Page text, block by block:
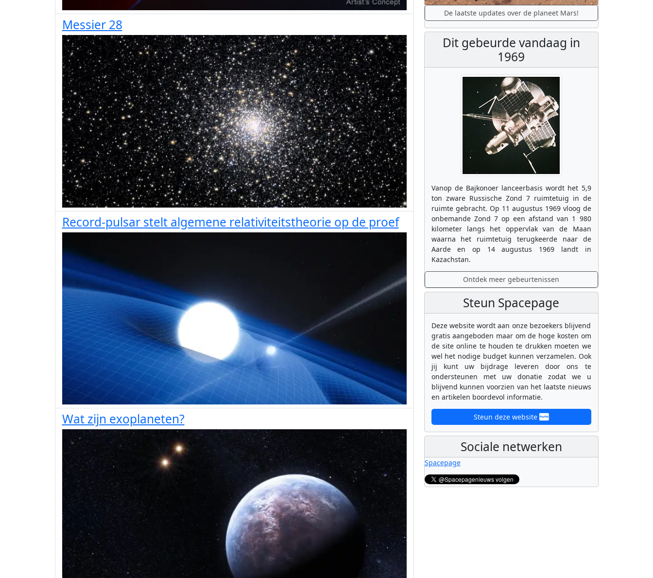
Messier 28
Record-pulsar stelt algemene relativiteitstheorie op de proef
Wat zijn exoplaneten?
De laatste updates over de planeet Mars!
Dit gebeurde vandaag in
1969
Vanop de Bajkonoer lanceerbasis wordt het 5,9
ton zware Russische Zond 7 ruimtetuig in de
ruimte gebracht. Op 11 augustus 1969 vloog de
onbemande Zond 7 op een afstand van 1 980
kilometer langs het oppervlak van de Maan
waarna het ruimtetuig terugkeerde naar de
Aarde en op 14 augustus 1969 landt in
Kazachstan.
Ontdek meer gebeurtenissen
Steun Spacepage
Deze website wordt aan onze bezoekers blijvend
gratis aangeboden maar om de hoge kosten om
de site online te houden te drukken moeten we
wel het nodige budget kunnen verzamelen. Ook
jij kunt uw bijdrage leveren door ons te
ondersteunen met uw donatie zodat we u
blijvend kunnen voorzien van het laatste nieuws
en artikelen boordevol informatie.
Steun deze website
Sociale netwerken
Spacepage